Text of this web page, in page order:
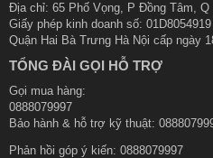
Địa chỉ: 65 Phố Vọng, P Đồng Tâm, Q
Giấy phép kinh doanh số:
Quận Hai Bà Trưng Hà Nội cấp ngày
TỔNG ĐÀI GỌI HỖ TRỢ
Gọi mua hàng:
0888079997
Bảo hành & hỗ trợ kỹ thuật:
Phản hồi góp ý kiến: 0888079997